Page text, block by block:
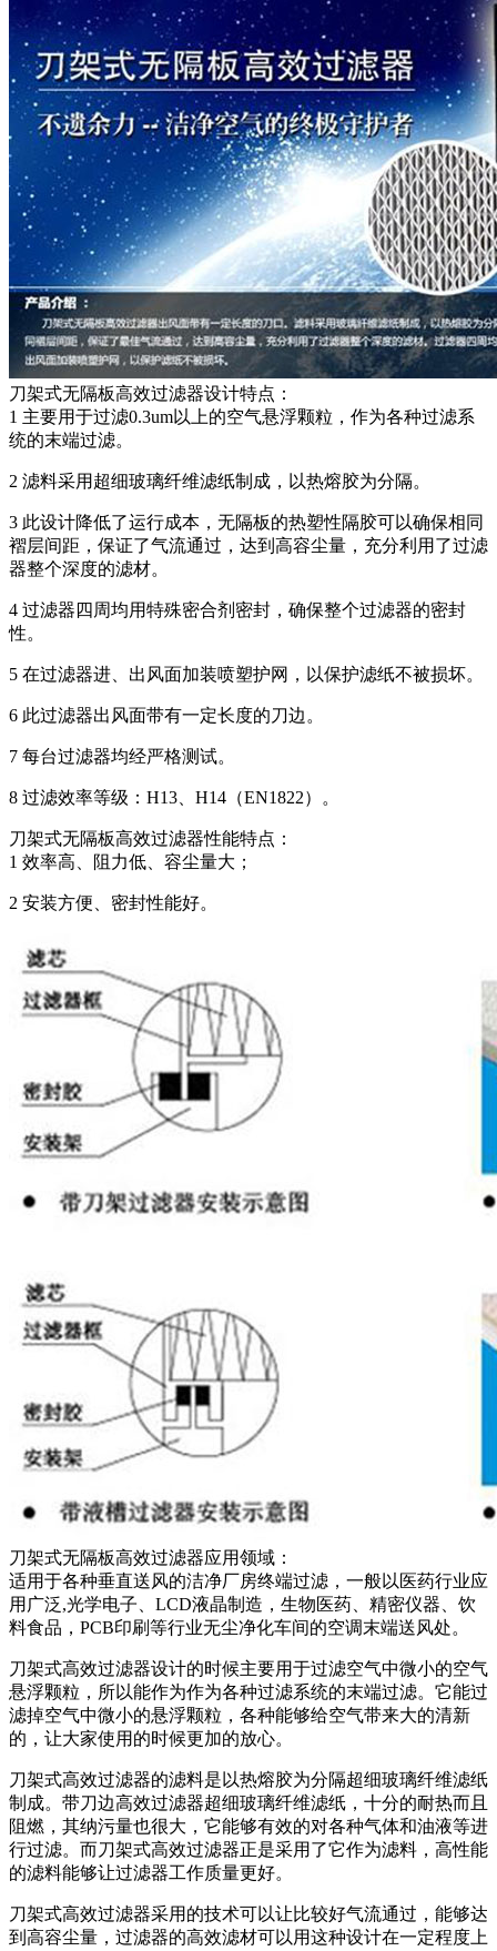
刀架式无隔板高效过滤器设计特点：
1 主要用于过滤0.3um以上的空气悬浮颗粒，作为各种过滤系
统的末端过滤。
2 滤料采用超细玻璃纤维滤纸制成，以热熔胶为分隔。
3 此设计降低了运行成本，无隔板的热塑性隔胶可以确保相同
褶层间距，保证了气流通过，达到高容尘量，充分利用了过滤
器整个深度的滤材。
4 过滤器四周均用特殊密合剂密封，确保整个过滤器的密封
性。
5 在过滤器进、出风面加装喷塑护网，以保护滤纸不被损坏。
6 此过滤器出风面带有一定长度的刀边。
7 每台过滤器均经严格测试。
8 过滤效率等级：H13、H14（EN1822）。
刀架式无隔板高效过滤器性能特点：
1 效率高、阻力低、容尘量大；
2 安装方便、密封性能好。
刀架式无隔板高效过滤器应用领域：
适用于各种垂直送风的洁净厂房终端过滤，一般以医药行业应
用广泛,光学电子、LCD液晶制造，生物医药、精密仪器、饮
料食品，PCB印刷等行业无尘净化车间的空调末端送风处。
刀架式高效过滤器设计的时候主要用于过滤空气中微小的空气
悬浮颗粒，所以能作为作为各种过滤系统的末端过滤。它能过
滤掉空气中微小的悬浮颗粒，各种能够给空气带来大的清新
的，让大家使用的时候更加的放心。
刀架式高效过滤器的滤料是以热熔胶为分隔超细玻璃纤维滤纸
制成。带刀边高效过滤器超细玻璃纤维滤纸，十分的耐热而且
阻燃，其纳污量也很大，它能够有效的对各种气体和油液等进
行过滤。而刀架式高效过滤器正是采用了它作为滤料，高性能
的滤料能够让过滤器工作质量更好。
刀架式高效过滤器采用的技术可以让比较好气流通过，能够达
到高容尘量，过滤器的高效滤材可以用这种设计在一定程度上